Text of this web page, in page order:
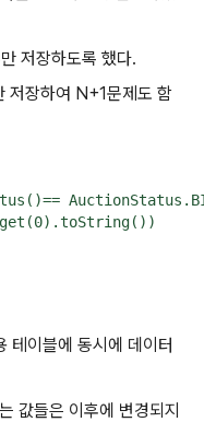
저장하도록 했다.
저장하여 N+1문제도 함
테이블에 동시에 데이터
값들은 이후에 변경되지